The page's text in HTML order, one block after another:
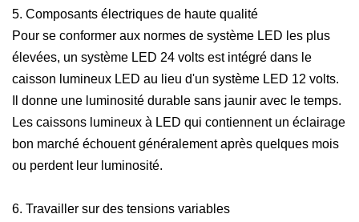
5. Composants électriques de haute qualité
Pour se conformer aux normes de système LED les plus
élevées, un système LED 24 volts est intégré dans le
caisson lumineux LED au lieu d'un système LED 12 volts.
Il donne une luminosité durable sans jaunir avec le temps.
Les caissons lumineux à LED qui contiennent un éclairage
bon marché échouent généralement après quelques mois
ou perdent leur luminosité.
6. Travailler sur des tensions variables